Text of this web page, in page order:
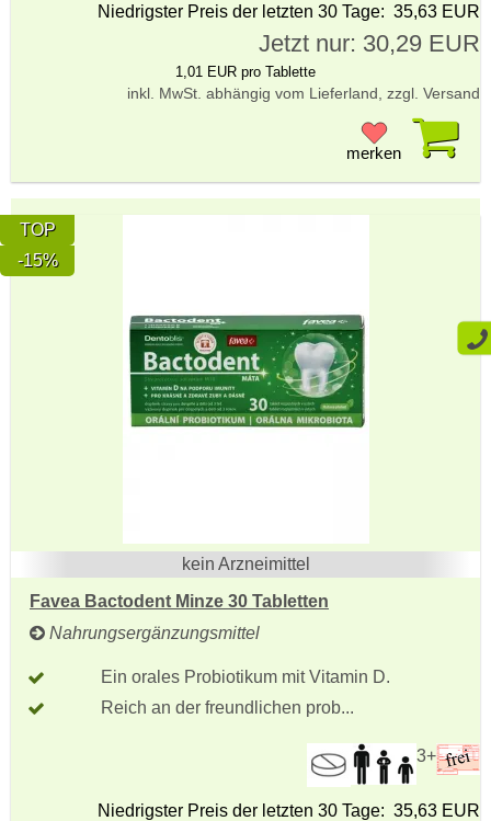
Niedrigster Preis der letzten 30 Tage: 35,63 EUR
Jetzt nur: 30,29 EUR
1,01 EUR pro Tablette
inkl. MwSt. abhängig vom Lieferland, zzgl. Versand
merken
TOP
-15%
kein Arzneimittel
Favea Bactodent Minze 30 Tabletten
Nahrungsergänzungsmittel
Ein orales Probiotikum mit Vitamin D.
Reich an der freundlichen prob...
3+
Niedrigster Preis der letzten 30 Tage: 35,63 EUR